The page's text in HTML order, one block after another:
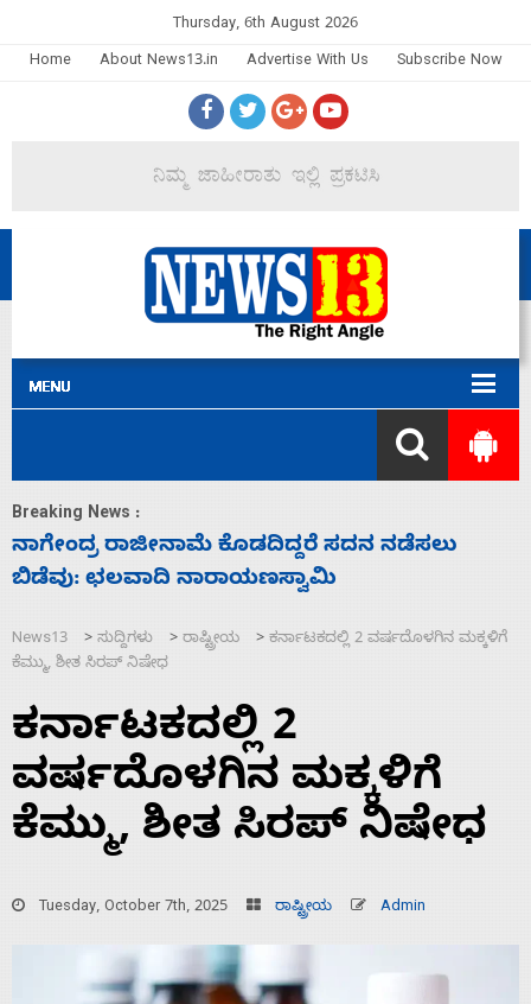
Thursday, 6th August 2026
Home
About News13.in Advertise With Us Subscribe Now
Breaking News :
ಸಚಿವ ಸಂಪುಟ ವಿಸ್ತರಣೆ ಮಾಡಿದ್ದು ಹಣಬಲ ಮತ್ತು
ಹೈಕಮಾಂಡ್ ರಾಜಕಾರಣಕ್ಕೆ: ವಿಜಯೇಂದ್ರ
News13 > ಸುದ್ದಿಗಳು > ರಾಷ್ಟ್ರೀಯ > ಕರ್ನಾಟಕದಲ್ಲಿ 2 ವರ್ಷದೊಳಗಿನ ಮಕ್ಕಳಿಗೆ
ಕೆಮ್ಮು, ಶೀತ ಸಿರಪ್‌ ನಿಷೇಧ
ಕರ್ನಾಟಕದಲ್ಲಿ 2
ವರ್ಷದೊಳಗಿನ ಮಕ್ಕಳಿಗೆ
ಕೆಮ್ಮು, ಶೀತ ಸಿರಪ್‌ ನಿಷೇಧ
Tuesday, October 7th, 2025 ರಾಷ್ಟ್ರೀಯ Admin